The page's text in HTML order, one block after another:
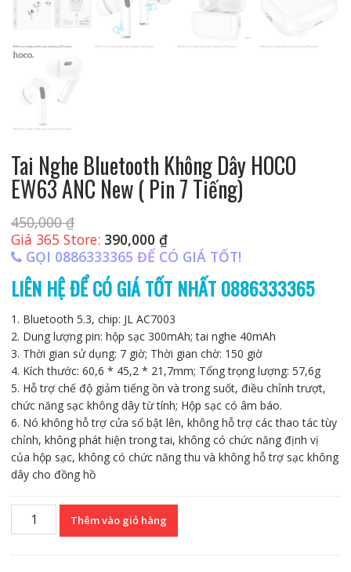
Tai Nghe Bluetooth Không Dây HOCO
EW63 ANC New ( Pin 7 Tiếng)
450,000₫
Giá 365 Store: 390,000 ₫
GỌI 0886333365 ĐỂ CÓ GIÁ TỐT!
LIÊN HỆ ĐỂ CÓ GIÁ TỐT NHẤT 0886333365
1. Bluetooth 5.3, chip: JL AC7003
2. Dung lượng pin: hộp sạc 300mAh; tai nghe 40mAh
3. Thời gian sử dụng: 7 giờ; Thời gian chờ: 150 giờ
4. Kích thước: 60,6 * 45,2 * 21,7mm; Tổng trọng lượng: 57,6g
5. Hỗ trợ chế độ giảm tiếng ồn và trong suốt, điều chỉnh trượt,
chức năng sạc không dây từ tính; Hộp sạc có âm báo.
6. Nó không hỗ trợ cửa sổ bật lên, không hỗ trợ các thao tác tùy
chỉnh, không phát hiện trong tai, không có chức năng định vị
của hộp sạc, không có chức năng thu và không hỗ trợ sạc không
dây cho đồng hồ
Nghe
Thêm vào giỏ hàng